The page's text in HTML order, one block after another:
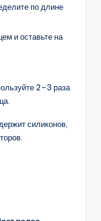
по длине
и оставьте на
2–3 раза
силиконов,